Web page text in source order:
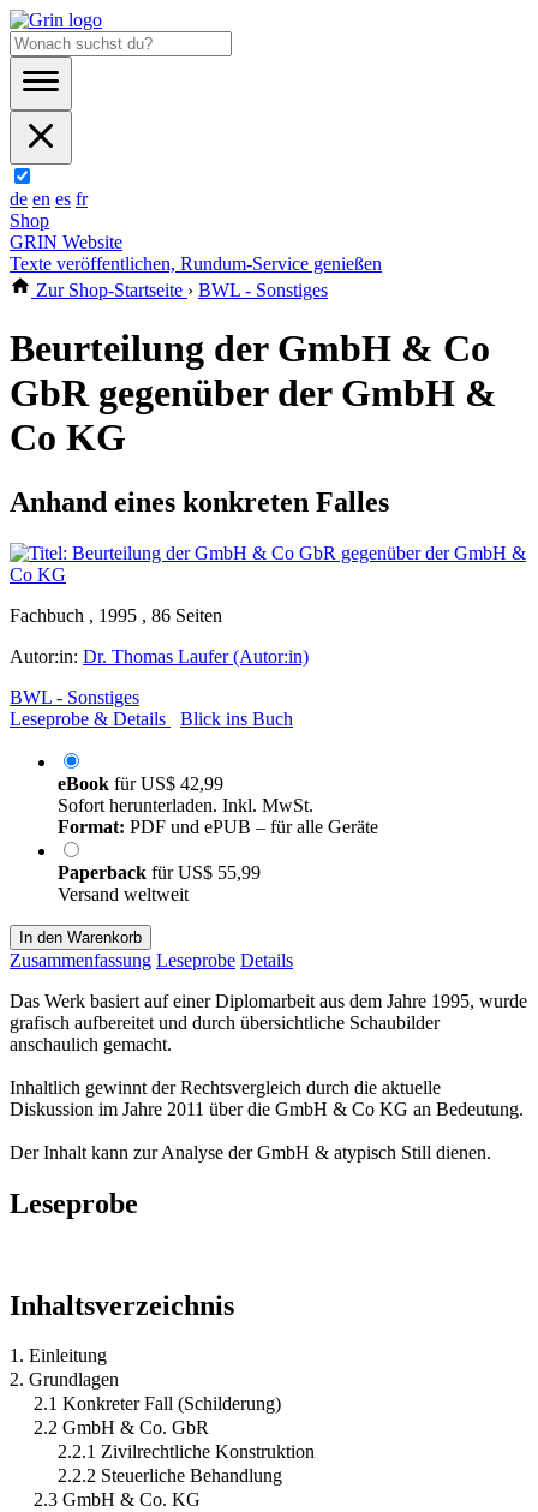
de en es fr
Shop
GRIN Website
Texte veröffentlichen, Rundum-Service genießen
Zur Shop-Startseite › BWL - Sonstiges
Beurteilung der GmbH & Co
GbR gegenüber der GmbH &
Co KG
Anhand eines konkreten Falles
Fachbuch , 1995 , 86 Seiten
Autor:in: Dr. Thomas Laufer (Autor:in)
BWL - Sonstiges
Leseprobe & Details
Blick ins Buch
eBook fürUS$ 42,99
Sofort herunterladen. Inkl. MwSt.
Format: PDF und ePUB – für alle Geräte
Paperback fürUS$ 55,99
Versand weltweit
In den Warenkorb
Zusammenfassung Leseprobe Details
Das Werk basiert auf einer Diplomarbeit aus dem Jahre 1995, wurde
grafisch aufbereitet und durch übersichtliche Schaubilder
anschaulich gemacht.
Inhaltlich gewinnt der Rechtsvergleich durch die aktuelle
Diskussion im Jahre 2011 über die GmbH & Co KG an Bedeutung.
Der Inhalt kann zur Analyse der GmbH & atypisch Still dienen.
Leseprobe
Inhaltsverzeichnis
1. Einleitung
2. Grundlagen
2.1 Konkreter Fall (Schilderung)
2.2 GmbH & Co. GbR
2.2.1 Zivilrechtliche Konstruktion
2.2.2 Steuerliche Behandlung
2.3 GmbH & Co. KG